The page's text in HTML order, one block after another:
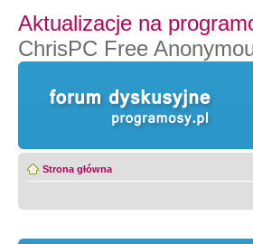
Aktualizacje na
ChrisPC Free
Strona główna